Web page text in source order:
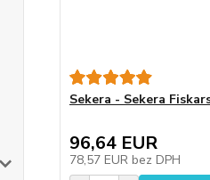
Sekera - Sekera
96,64 EUR
78,57 EUR bez DPH